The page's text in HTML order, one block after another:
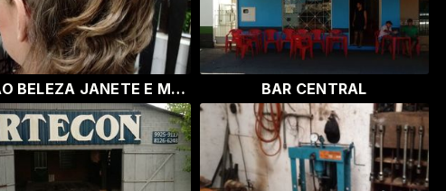
SALÃO BELEZA JANETE E MAYCON BAR CENTRAL